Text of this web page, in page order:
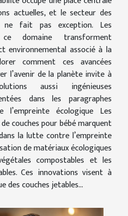
actuelles, et le secteur des
ne fait pas exception. Les
domaine transforment
environnemental associé à la
comment ces avancées
l’avenir de la planète invite à
aussi ingénieuses
dans les paragraphes
l’empreinte écologique Les
couches pour bébé marquent
la lutte contre l’empreinte
de matériaux écologiques
compostables et les
Ces innovations visent à
des couches jetables...